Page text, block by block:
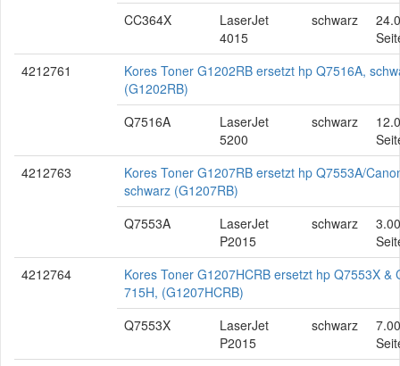
CC364X
LaserJet
4015
schwarz
4212761
Kores Toner G1202RB ersetzt hp Q7516A,
(G1202RB)
Q7516A
LaserJet
5200
schwarz
4212763
Kores Toner G1207RB ersetzt hp Q7553A/
schwarz (G1207RB)
Q7553A
LaserJet
P2015
schwarz
4212764
Kores Toner G1207HCRB ersetzt hp Q7553X &
715H, (G1207HCRB)
Q7553X
LaserJet
P2015
schwarz